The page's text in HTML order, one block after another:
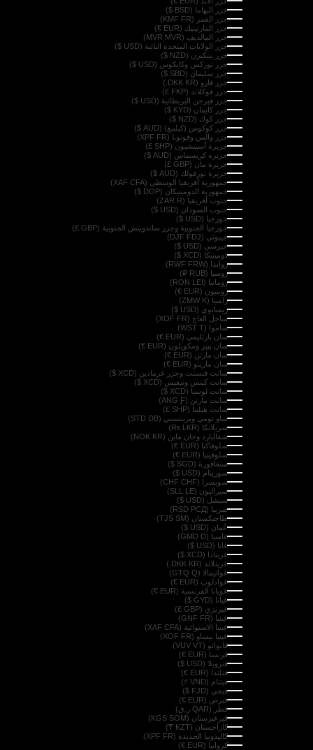
جزر البهاما (BSD $)
جزر القمر (KMF FR)
جزر المارتينيك (EUR €)
جزر المالديف (MVR MVR)
جزر الولايات المتحدة النائية (USD $)
جزر بيتكيرن (NZD $)
جزر توركس وكايكوس (USD $)
جزر سليمان (SBD $)
جزر فارو (DKK KR.)
جزر فوكلاند (FKP £)
جزر فيرجن البريطانية (USD $)
جزر كايمان (KYD $)
جزر كوك (NZD $)
جزر كوكوس (كيلينغ) (AUD $)
جزر والس وفوتونا (XPF FR)
جزيرة أسينشيون (SHP £)
جزيرة كريسماس (AUD $)
جزيرة مان (GBP £)
جزيرة نورفولك (AUD $)
جمهورية أفريقيا الوسطى (XAF CFA)
جمهورية الدومينيكان (DOP $)
جنوب أفريقيا (ZAR R)
جنوب السودان (USD $)
جورجيا (USD $)
جورجيا الجنوبية وجزر ساندويتش الجنوبية (GBP £)
جيبوتي (DJF FDJ)
جيرسي (USD $)
دومينيكا (XCD $)
رواندا (RWF FRW)
روسيا (RUB ₽)
رومانيا (RON LEI)
روينيون (EUR €)
زامبيا (ZMW K)
زيمبابوي (USD $)
ساحل العاج (XOF FR)
ساموا (WST T)
سان بارتليمي (EUR €)
سان بيير ومكويلون (EUR €)
سان مارتن (EUR €)
سان مارينو (EUR €)
سانت فنسنت وجزر غرينادين (XCD $)
سانت كيتس ونيفيس (XCD $)
سانت لوسيا (XCD $)
سانت مارتن (ANG Ƒ)
سانت هيلينا (SHP £)
ساو تومي وبرينسيبي (STD DB)
سريلانكا (LKR ₨)
سفالبارد وجان ماين (NOK KR)
سلوفاكيا (EUR €)
سلوفينيا (EUR €)
سنغافورة (SGD $)
سورينام (USD $)
سويسرا (CHF CHF)
سيراليون (SLL LE)
سيشل (USD $)
صربيا (RSD РСД)
طاجيكستان (TJS ЅМ)
عُمان (USD $)
غامبيا (GMD D)
غانا (USD $)
غرينادا (XCD $)
غرينلاند (DKK KR.)
غواتيمالا (GTQ Q)
غوادلوب (EUR €)
غويانا الفرنسية (EUR €)
غيانا (GYD $)
غيرنزي (GBP £)
غينيا (GNF FR)
غينيا الاستوائية (XAF CFA)
غينيا بيساو (XOF FR)
فانواتو (VUV VT)
فرنسا (EUR €)
فنزويلا (USD $)
فنلندا (EUR €)
فيتنام (VND ₫)
فيجي (FJD $)
قبرص (EUR €)
قطر (QAR ر.ق)
قيرغيزستان (KGS SOM)
كازاخستان (KZT ₸)
كاليدونيا الجديدة (XPF FR)
كرواتيا (EUR €)